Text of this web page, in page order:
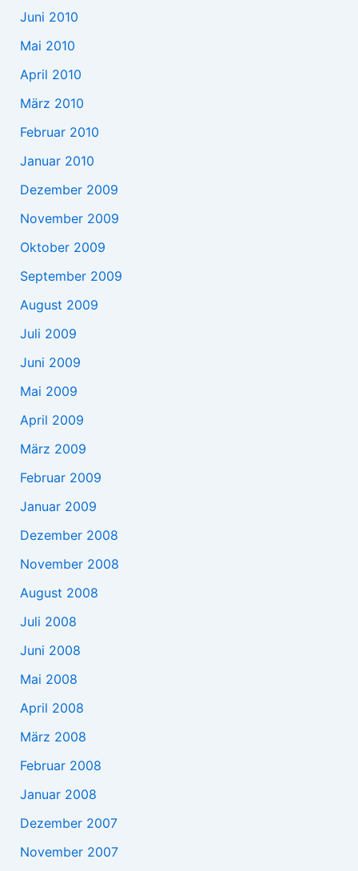
Juni 2010
Mai 2010
April 2010
März 2010
Februar 2010
Januar 2010
Dezember 2009
November 2009
Oktober 2009
September 2009
August 2009
Juli 2009
Juni 2009
Mai 2009
April 2009
März 2009
Februar 2009
Januar 2009
Dezember 2008
November 2008
August 2008
Juli 2008
Juni 2008
Mai 2008
April 2008
März 2008
Februar 2008
Januar 2008
Dezember 2007
November 2007